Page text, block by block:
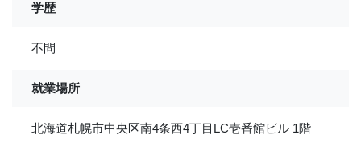
学歴
不問
就業場所
北海道札幌市中央区南4条西4丁目LC壱番館ビル 1階